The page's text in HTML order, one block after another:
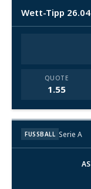
Wett-Tipp
QUOTE
1.55
FUSSBALL Serie A